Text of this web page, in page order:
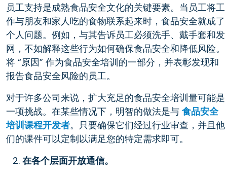
员工支持是成熟食品安全文化的关键要素。当员工将工
作与朋友和家人吃的食物联系起来时，食品安全就成了
个人问题。例如，与其告诉员工必须洗手、戴手套和发
网，不如解释这些行为如何确保食品安全和降低风险。
将 “原因” 作为食品安全培训的一部分，并表彰发现和
报告食品安全风险的员工。
对于许多公司来说，扩大充足的食品安全培训量可能是
一项挑战。在某些情况下，明智的做法是与 食品安全
培训课程开发者。只要确保它们经过行业审查，并且他
们的课件可以定制以满足您的特定需求即可。
在各个层面开放通信。